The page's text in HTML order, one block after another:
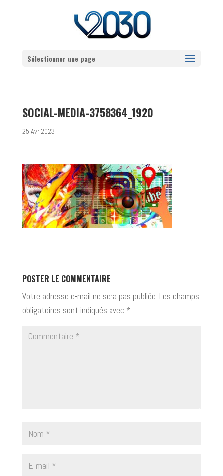
Sélectionner une page
SOCIAL-MEDIA-3758364_1920
25 Avr 2023
POSTER LE COMMENTAIRE
Votre adresse e-mail ne sera pas publiée. Les champs
obligatoires sont indiqués avec *